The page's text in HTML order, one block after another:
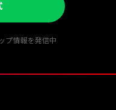
プ情報を発信中